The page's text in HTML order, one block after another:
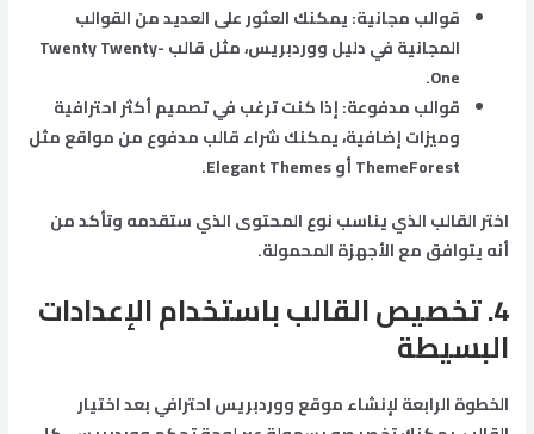
قوالب مجانية: يمكنك العثور على العديد من القوالب
المجانية في دليل ووردبريس، مثل قالب Twenty Twenty-
One.
قوالب مدفوعة: إذا كنت ترغب في تصميم أكثر احترافية
وميزات إضافية، يمكنك شراء قالب مدفوع من مواقع مثل
ThemeForest أو Elegant Themes.
اختر القالب الذي يناسب نوع المحتوى الذي ستقدمه وتأكد من
أنه يتوافق مع الأجهزة المحمولة.
4. تخصيص القالب باستخدام الإعدادات
البسيطة
الخطوة الرابعة لإنشاء موقع ووردبريس احترافي بعد اختيار